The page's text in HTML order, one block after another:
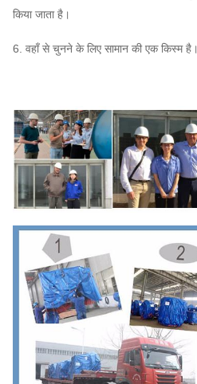
किया जाता है।
6. वहाँ से चुनने के लिए सामान की एक किस्म है।